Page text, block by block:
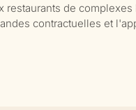
restaurants de
contractuelles et